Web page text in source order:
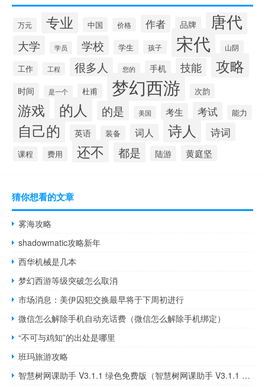
万元 专业 中国 价格 作者 品牌 唐代
大学 学员 学校 学生 孩子 宋代 山阴
工作 工程 很多人 您的 手机 技能 攻略
时间 是一个 杜甫 梦幻西游 次韵
游戏 的人 的是 美国 考生 考试 能力
自己的 英语 装备 词人 诗人 诗词
课程 费用 还不 都是 陆游 黄庭坚
猜你想看的文章
雾海攻略
shadowmatic攻略新年
西华机械是几本
梦幻西游等级突破怎么取消
市场消息：美伊囚犯交换最早将于下周初进行
微信怎么解除手机自动充话费（微信怎么解除手机绑定）
“不可与鸡知”的出处是哪里
班玛旅游攻略
智慧树网课助手 V3.1.1 绿色免费版（智慧树网课助手 V3.1.1 绿色免费版功能简介）